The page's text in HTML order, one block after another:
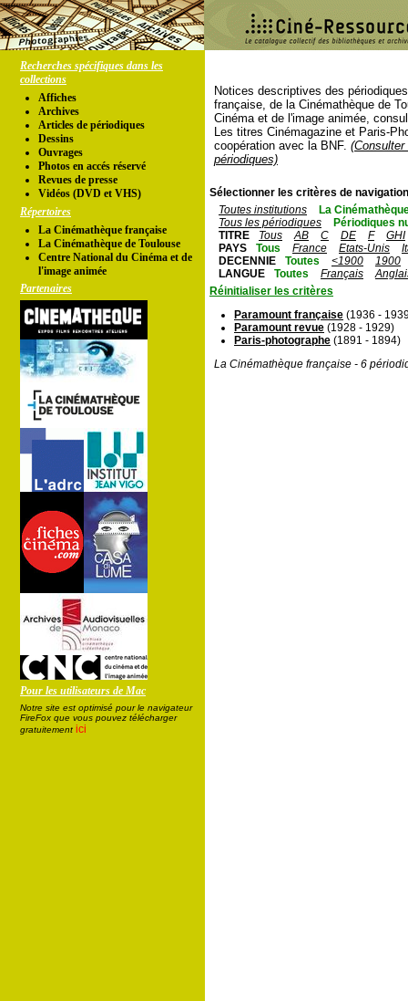
Recherches spécifiques dans les
collections
Affiches
Archives
Articles de périodiques
Dessins
Ouvrages
Photos en accés réservé
Revues de presse
Vidéos (DVD et VHS)
Répertoires
La Cinémathèque française
La Cinémathèque de Toulouse
Centre National du Cinéma et de
l'image animée
Partenaires
Pour les utilisateurs de Mac
Notre site est optimisé pour le navigateur
FireFox que vous pouvez télécharger
gratuitement ici
Notices descriptives des
française, de la Cinémathèque de
Cinéma et de l'image animée,
Les titres Cinémagazine et Paris-
coopération avec la BNF.
périodiques)
Sélectionner les critères de
Toutes institutions
La
Tous les périodiques
Périodiques
TITRE
Tous AB C DE F
GHI
PAYS
Tous France Etats-Unis
DECENNIE
Toutes <1900
1900
LANGUE
Toutes Français
Réinitialiser les critères
Paramount française (1936 -
Paramount revue (1928 - 1929)
Paris-photographe (1891 - 1894)
La Cinémathèque française - 6